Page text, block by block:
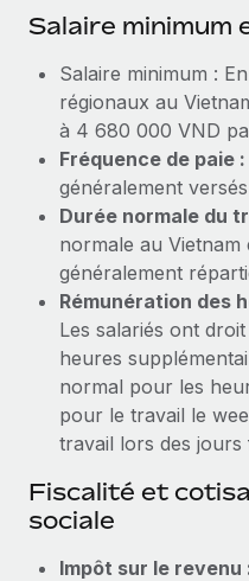
Achetez et suivez vos
dans le monde entier
Création d’entité
Établissez des entités
conformité
Mobilité et
Organisez facilement
employés
Avantages sociaux
Gérez facilement les
Explorer le blog
BLOG
Mises à jour des
Intégrations Gusto
freelances Plus
Remote a toujours pour
toute taille à embaucher,
En savoir plus
Comment Phiture
répartis dans 19
croissance mobile
Salaire minimum
Salaire minimum :
régionaux au
à 4 680 000 VND
Fréquence de paie :
généralement
Durée normale du
normale au
généralement
Rémunération des
Les salariés ont
heures
normal pour les
pour le travail le
travail lors des jours
Fiscalité et
sociale
Impôt sur le revenu